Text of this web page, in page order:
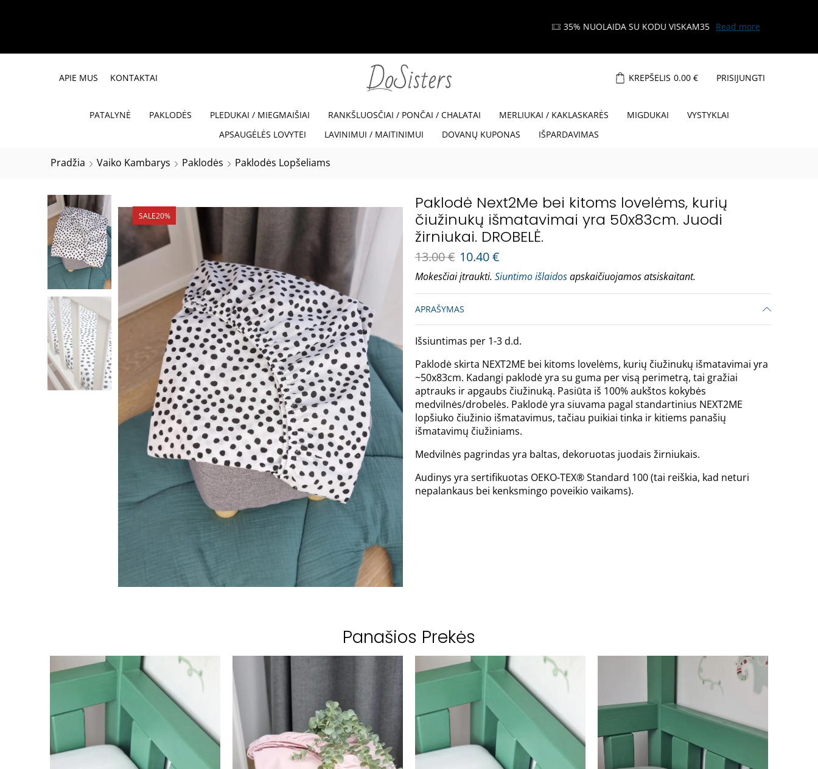
APIE MUS KONTAKTAI KREPŠELIS 0.00 € PRISIJUNGTI
PATALYNĖ PAKLODĖS PLEDUKAI / MIEGMAIŠIAI RANKŠLUOSČIAI / PONČAI / CHALATAI MERLIUKAI / KAKLASKARĖS MIGDUKAI
VYSTYKLAI
APSAUGĖLĖS LOVYTEI
LAVINIMUI / MAITINIMUI DOVANŲ KUPONAS IŠPARDAVIMAS
Pradžia Vaiko Kambarys Paklodės Paklodės Lopšeliams
SALE20%
Paklodė Next2Me bei kitoms lovelėms, kurių
čiužinukų išmatavimai yra 50x83cm. Juodi
žirniukai. DROBELĖ.
13.00€ 10.40€
Mokesčiai įtraukti. Siuntimo išlaidosapskaičiuojamos atsiskaitant.
APRAŠYMAS
Išsiuntimas per 1-3 d.d.
Paklodė skirta NEXT2ME bei kitoms lovelėms, kurių čiužinukų išmatavimai yra
~50x83cm. Kadangi paklodė yra su guma per visą perimetrą, tai gražiai
aptrauks ir apgaubs čiužinuką. Pasiūta iš 100% aukštos kokybės
medvilnės/drobelės. Paklodė yra siuvama pagal standartinius NEXT2ME
lopšiuko čiužinio išmatavimus, tačiau puikiai tinka ir kitiems panašių
išmatavimų čiužiniams.
Medvilnės pagrindas yra baltas, dekoruotas juodais žirniukais.
Audinys yra sertifikuotas OEKO-TEX® Standard 100 (tai reiškia, kad neturi
nepalankaus bei kenksmingo poveikio vaikams).
Panašios Prekės